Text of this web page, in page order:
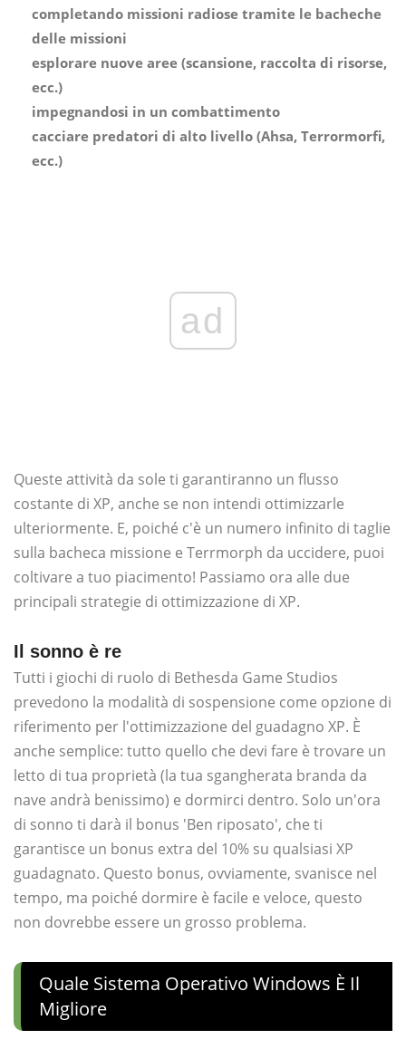
completando missioni radiose tramite le bacheche
delle missioni
esplorare nuove aree (scansione, raccolta di risorse,
ecc.)
impegnandosi in un combattimento
cacciare predatori di alto livello (Ahsa, Terrormorfi,
ecc.)
ad
Queste attività da sole ti garantiranno un flusso
costante di XP, anche se non intendi ottimizzarle
ulteriormente. E, poiché c'è un numero infinito di taglie
sulla bacheca missione e Terrmorph da uccidere, puoi
coltivare a tuo piacimento! Passiamo ora alle due
principali strategie di ottimizzazione di XP.
Il sonno è re
Tutti i giochi di ruolo di Bethesda Game Studios
prevedono la modalità di sospensione come opzione di
riferimento per l'ottimizzazione del guadagno XP. È
anche semplice: tutto quello che devi fare è trovare un
letto di tua proprietà (la tua sgangherata branda da
nave andrà benissimo) e dormirci dentro. Solo un'ora
di sonno ti darà il bonus 'Ben riposato', che ti
garantisce un bonus extra del 10% su qualsiasi XP
guadagnato. Questo bonus, ovviamente, svanisce nel
tempo, ma poiché dormire è facile e veloce, questo
non dovrebbe essere un grosso problema.
Quale Sistema Operativo Windows È Il
Migliore